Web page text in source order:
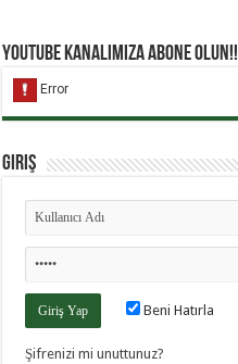
YouTube Kanalımıza Abone Olun!!
Giriş
Beni Hatırla
Şifrenizi mi unuttunuz?